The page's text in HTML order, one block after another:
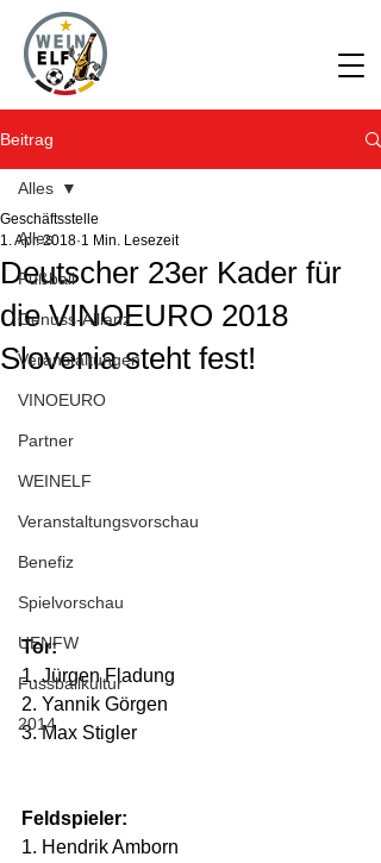
Beitrag
Alles
Fußball
Genuss-Allianz
Veranstaltungen
VINOEURO
Partner
WEINELF
Veranstaltungsvorschau
Benefiz
Spielvorschau
UENFW
Fussballkultur
2014
Alles
Deutscher 23er Kader für
die VINOEURO 2018
Slovenia steht fest!
Geschäftsstelle
1. Apr. 2018 1 Min. Lesezeit
Tor:
1. Jürgen Fladung
2. Yannik Görgen
3. Max Stigler
Feldspieler:
1. Hendrik Amborn